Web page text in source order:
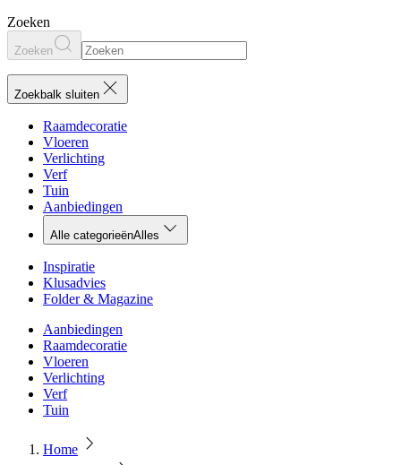
Zoeken
Zoeken
Zoekbalk sluiten
Raamdecoratie
Vloeren
Verlichting
Verf
Tuin
Aanbiedingen
Alle categorieënAlles
Inspiratie
Klusadvies
Folder & Magazine
Aanbiedingen
Raamdecoratie
Vloeren
Verlichting
Verf
Tuin
Home